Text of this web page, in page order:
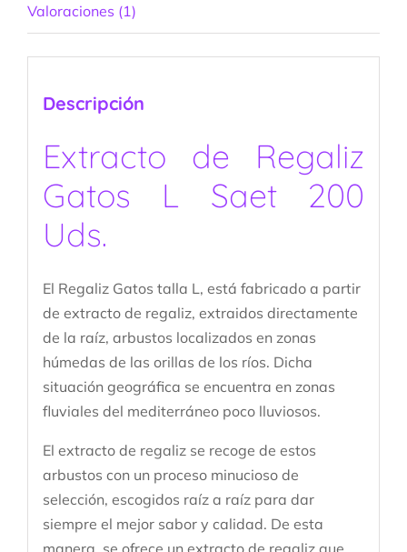
Valoraciones (1)
Descripción
Extracto de Regaliz
Gatos L Saet 200
Uds.
El Regaliz Gatos talla L, está fabricado a partir
de extracto de regaliz, extraidos directamente
de la raíz, arbustos localizados en zonas
húmedas de las orillas de los ríos. Dicha
situación geográfica se encuentra en zonas
fluviales del mediterráneo poco lluviosos.
El extracto de regaliz se recoge de estos
arbustos con un proceso minucioso de
selección, escogidos raíz a raíz para dar
siempre el mejor sabor y calidad. De esta